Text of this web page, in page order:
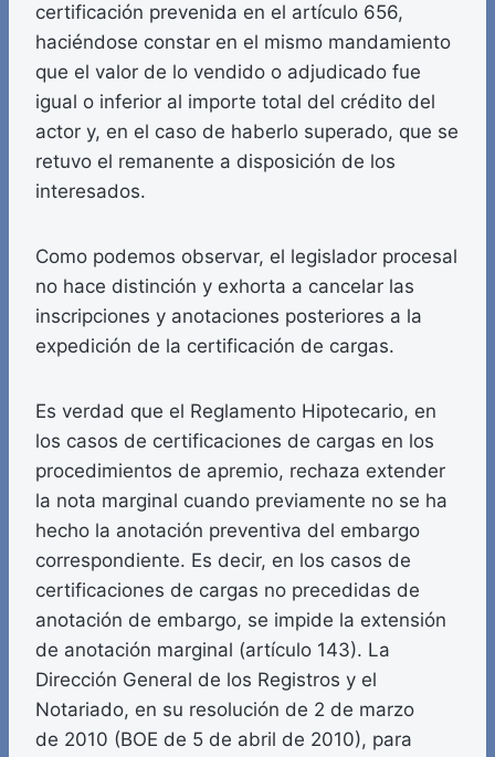
certificación prevenida en el artículo 656,
haciéndose constar en el mismo mandamiento
que el valor de lo vendido o adjudicado fue
igual o inferior al importe total del crédito del
actor y, en el caso de haberlo superado, que se
retuvo el remanente a disposición de los
interesados.
Como podemos observar, el legislador procesal
no hace distinción y exhorta a cancelar las
inscripciones y anotaciones posteriores a la
expedición de la certificación de cargas.
Es verdad que el Reglamento Hipotecario, en
los casos de certificaciones de cargas en los
procedimientos de apremio, rechaza extender
la nota marginal cuando previamente no se ha
hecho la anotación preventiva del embargo
correspondiente. Es decir, en los casos de
certificaciones de cargas no precedidas de
anotación de embargo, se impide la extensión
de anotación marginal (artículo 143). La
Dirección General de los Registros y el
Notariado, en su resolución de 2 de marzo
de 2010 (BOE de 5 de abril de 2010), para